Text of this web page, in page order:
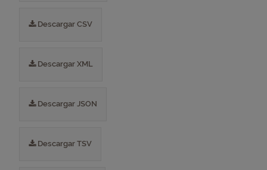
Descargar CSV
Descargar XML
Descargar JSON
Descargar TSV